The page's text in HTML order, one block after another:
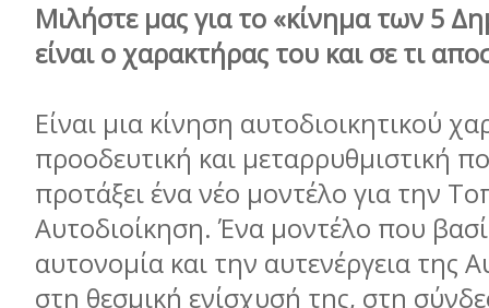
Μιλήστε μας για το «κίνημα των 5
είναι ο χαρακτήρας του και σε τι
Είναι μια κίνηση αυτοδιοικητικού
προοδευτική και μεταρρυθμιστική
προτάξει ένα νέο μοντέλο για την
Αυτοδιοίκηση. Ένα μοντέλο που
αυτονομία και την αυτενέργεια της
στη θεσμική ενίσχυσή της, στη